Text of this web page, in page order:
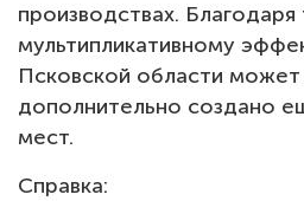
производствах. Благодаря
мультипликативному
Псковской области может
дополнительно создано
мест.
Справка: